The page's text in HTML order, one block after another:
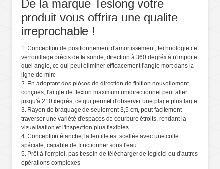
De la marque Teslong votre
produit vous offrira une qualite
irreprochable !
1. Conception de positionnement d'amortissement, technologie de
verrouillage précis de la sonde, direction à 360 degrés à n'importe
quel angle, ce qui peut éliminer efficacement l'angle mort dans la
ligne de mire
2. En adoptant des pièces de direction de finition nouvellement
conçues, l'angle de flexion maximum unidirectionnel peut aller
jusqu'à 210 degrés, ce qui permet d'observer une plage plus large.
3. Rayon de braquage de seulement 3,5 cm, peut facilement
traverser une variété d'espaces de courbure étroits, rendant la
visualisation et l'inspection plus flexibles.
4. Conception étanche, la lentille est scellée avec une colle
spéciale, capable de fonctionner sous l'eau
5. Prêt à l'emploi, pas besoin de télécharger de logiciel ou d'autres
opérations complexes